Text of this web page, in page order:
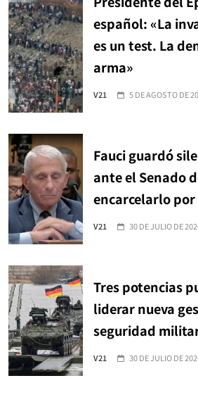
español: «La
es un test. La
arma»
V21 5 DE AGOSTO DE
Fauci guardó
ante el Senado
encarcelarlo
V21 30 DE JULIO DE
Tres potencias
liderar nueva
seguridad
V21 30 DE JULIO DE